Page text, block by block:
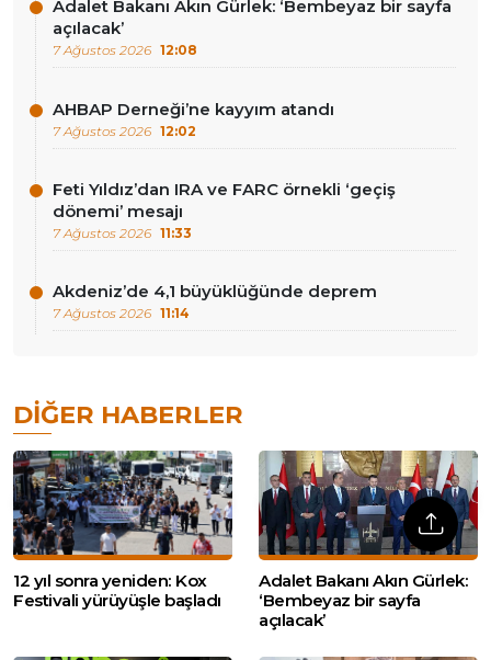
Adalet Bakanı Akın Gürlek: ‘Bembeyaz bir sayfa
açılacak’
7 Ağustos 2026 12:08
AHBAP Derneği’ne kayyım atandı
7 Ağustos 2026 12:02
Feti Yıldız’dan IRA ve FARC örnekli ‘geçiş
dönemi’ mesajı
7 Ağustos 2026 11:33
Akdeniz’de 4,1 büyüklüğünde deprem
7 Ağustos 2026 11:14
DIĞER HABERLER
12 yıl sonra yeniden: Kox
Festivali yürüyüşle başladı
Adalet Bakanı Akın Gürlek:
‘Bembeyaz bir sayfa
açılacak’